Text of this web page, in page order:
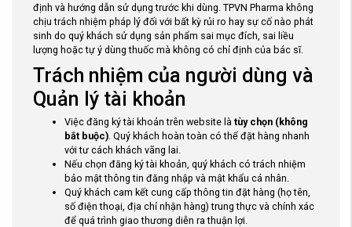
định và hướng dẫn sử dụng trước khi dùng. TPVN Pharma không
chịu trách nhiệm pháp lý đối với bất kỳ rủi ro hay sự cố nào phát
sinh do quý khách sử dụng sản phẩm sai mục đích, sai liều
lượng hoặc tự ý dùng thuốc mà không có chỉ định của bác sĩ.
Trách nhiệm của người dùng và
Quản lý tài khoản
Việc đăng ký tài khoản trên website là tùy chọn (không
bắt buộc) . Quý khách hoàn toàn có thể đặt hàng nhanh
với tư cách khách vãng lai.
Nếu chọn đăng ký tài khoản, quý khách có trách nhiệm
bảo mật thông tin đăng nhập và mật khẩu cá nhân.
Quý khách cam kết cung cấp thông tin đặt hàng (họ tên,
số điện thoại, địa chỉ nhận hàng) trung thực và chính xác
để quá trình giao thương diễn ra thuận lợi.